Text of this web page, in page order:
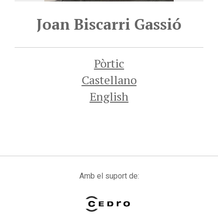
Joan Biscarri Gassió
Pòrtic
Castellano
English
Amb el suport de: